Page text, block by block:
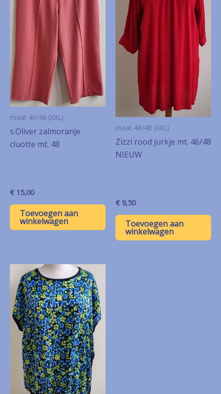
maat 46/48 (XXL)
s.Oliver zalmoranje
cluotte mt. 48
€ 15,00
Toevoegen aan
winkelwagen
maat 46/48 (XXL)
Zizzi rood jurkje mt. 46/48
NIEUW
€ 9,50
Toevoegen aan
winkelwagen